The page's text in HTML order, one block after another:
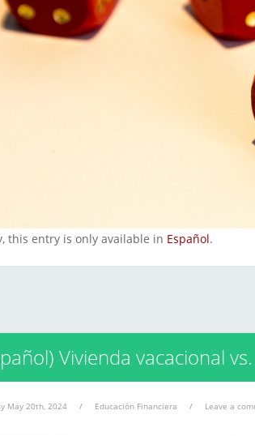
this entry is only available in Español.
Vivienda vacacional
May 20th, 2024 / Educación Financiera / Leave a